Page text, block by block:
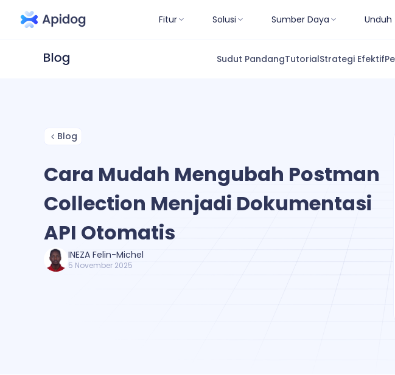
Fitur Solusi Sumber Daya Unduh
Sudut PandangTutorialStrategi Efektif
Blog
Cara Mudah Mengubah Postman
Collection Menjadi Dokumentasi
API Otomatis
INEZA Felin-Michel
5 November 2025